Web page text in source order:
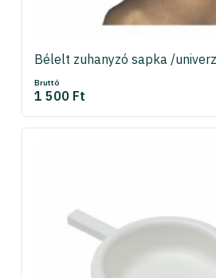
Bélelt zuhanyzó sapka /
Bruttó
1 500 Ft